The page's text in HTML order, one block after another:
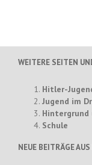
WEITERE SEITEN
Hitler-
Jugend im
Hintergrund
Schule
NEUE BEITRÄGE